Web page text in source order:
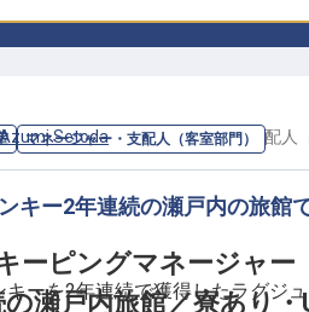
マネージャー・支配人（客室部門）
ーピングマネージャー
瀬戸内旅館／寮あり
Azumi Setoda のマネージャー・支配人
キー2年連続の瀬戸内の旅館
キーを2年連続で獲得したラグジ